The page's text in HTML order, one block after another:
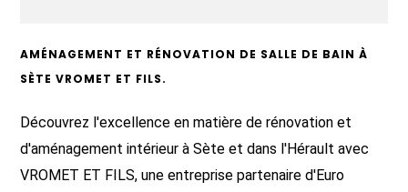
AMÉNAGEMENT ET RÉNOVATION DE SALLE DE BAIN À
SÈTE VROMET ET FILS.
Découvrez l'excellence en matière de rénovation et
d'aménagement intérieur à Sète et dans l'Hérault avec
VROMET ET FILS, une entreprise partenaire d'Euro